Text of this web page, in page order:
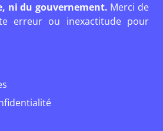
ni du gouvernement. Merci de
erreur ou inexactitude pour